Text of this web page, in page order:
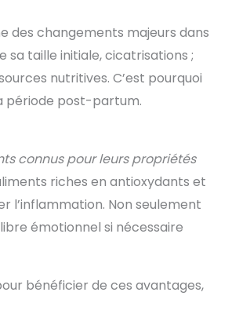
des changements majeurs dans
sa taille initiale, cicatrisations ;
nutritives. C’est pourquoi
période post-partum.
connus pour leurs propriétés
riches en antioxydants et
l’inflammation. Non seulement
émotionnel si nécessaire
bénéficier de ces avantages,